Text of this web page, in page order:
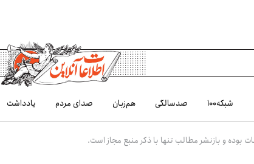
شبکه۱۰۰ صدسالگی هم‌زبان صدای مردم یادداشت
و بازنشر مطالب تنها با ذکر منبع مجاز است.